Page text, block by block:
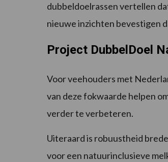
dubbeldoelrassen vertellen
nieuwe inzichten bevestigen
Project DubbelDoel
Voor veehouders met
van deze fokwaarde helpen
verder te verbeteren.
Uiteraard is robuustheid
voor een natuurinclusieve